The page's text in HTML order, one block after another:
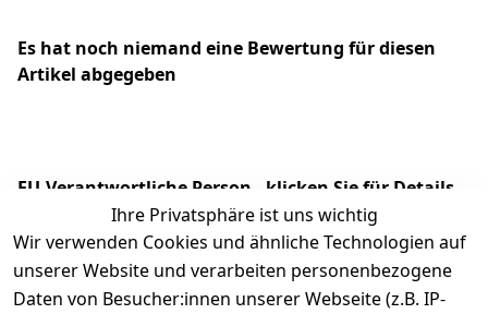
Es hat noch niemand eine Bewertung für diesen
Artikel abgegeben
EU-Verantwortliche Person - klicken Sie für Details
Ihre Privatsphäre ist uns wichtig
Wir verwenden Cookies und ähnliche Technologien auf
unserer Website und verarbeiten personenbezogene
Daten von Besucher:innen unserer Webseite (z.B. IP-